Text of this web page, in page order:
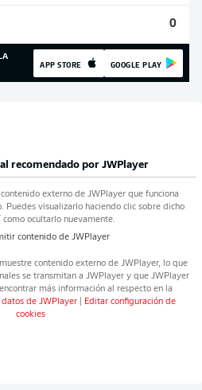
0
APP STORE GOOGLE PLAY
recomendado por JWPlayer
externo de JWPlayerque funciona
Puedes visualizarlo haciendo clic sobre dicho
como ocultarlo nuevamente.
contenido de JWPlayer
contenido externo de JWPlayer, lo que
se transmitan a JWPlayery que JWPlayer
más información al respecto en la
datos de JWPlayer
Editar configuración de
cookies